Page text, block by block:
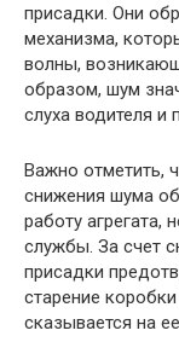
присадки. Они
механизма,
волны,
образом, шум
слуха водителя и
Важно отметить,
снижения шума
работу агрегата,
службы. За счет
присадки
старение
сказывается на